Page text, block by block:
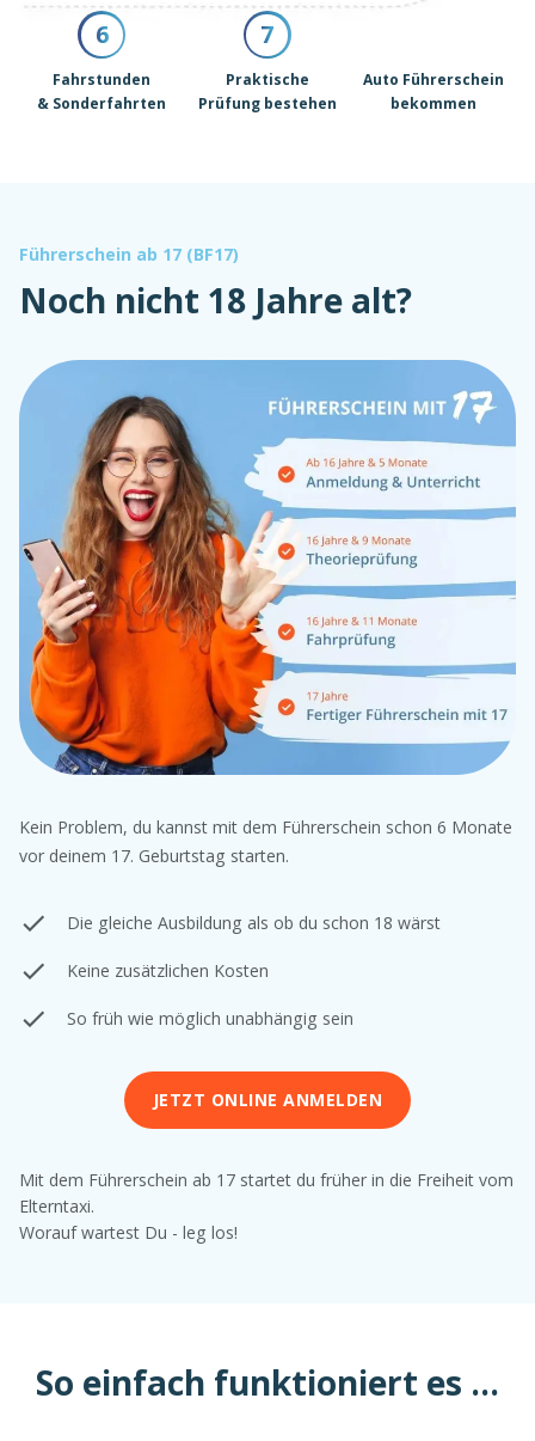
6
Fahrstunden
& Sonderfahrten
7
Praktische
Prüfung bestehen
Auto Führerschein
bekommen
Führerschein ab 17 (BF17)
Noch nicht 18 Jahre alt?
Kein Problem, du kannst mit dem Führerschein schon 6 Monate
vor deinem 17. Geburtstag starten.
Die gleiche Ausbildung als ob du schon 18 wärst
Keine zusätzlichen Kosten
So früh wie möglich unabhängig sein
JETZT ONLINE ANMELDEN
Mit dem Führerschein ab 17 startet du früher in die Freiheit vom
Elterntaxi.
Worauf wartest Du - leg los!
So einfach funktioniert es ...